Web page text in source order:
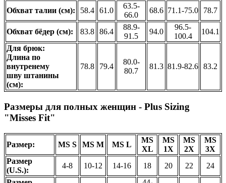
Обхват талии (см): 58.4 61.0
63.5-
66.0
68.6 71.1-75.0 78.7
Обхват бёдер (см): 83.8 86.4
88.9-
91.5
94.0
96.5-
100.4
104.1
Для брюк:
Длина по
внутренему
шву штанины
(см):
78.8 79.4
80.0-
80.7
81.3 81.9-82.6 83.2
Размеры для полных женщин - Plus Sizing
"Misses Fit"
Размер: MS S MS M MS L
MS
XL
MS
1X
MS
2X
MS
3X
Размер
(U.S.):
4-8 10-12 14-16 18 20 22
24